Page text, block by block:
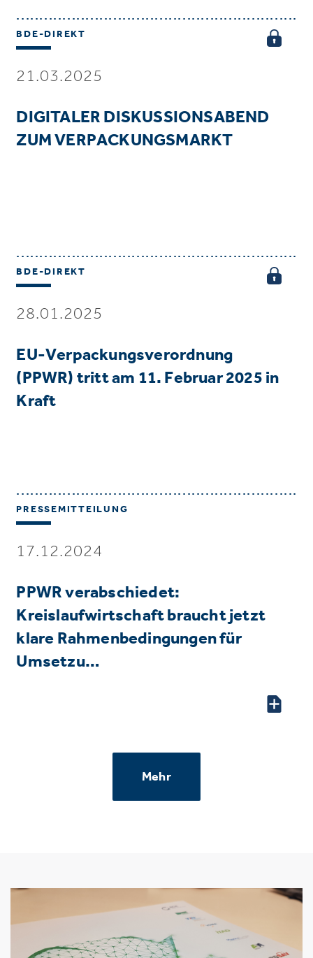
BDE-DIREKT
21.03.2025
DIGITALER DISKUSSIONSABEND
ZUM VERPACKUNGSMARKT
BDE-DIREKT
28.01.2025
EU-Verpackungsverordnung
(PPWR) tritt am 11. Februar 2025 in
Kraft
PRESSEMITTEILUNG
17.12.2024
PPWR verabschiedet:
Kreislaufwirtschaft braucht jetzt
klare Rahmenbedingungen für
Umsetzu…
Mehr